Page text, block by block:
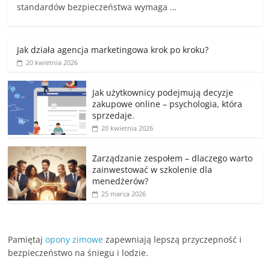
standardów bezpieczeństwa wymaga …
Jak działa agencja marketingowa krok po kroku?
20 kwietnia 2026
Jak użytkownicy podejmują decyzje
zakupowe online – psychologia, która
sprzedaje.
20 kwietnia 2026
Zarządzanie zespołem – dlaczego warto
zainwestować w szkolenie dla
menedżerów?
25 marca 2026
Pamiętajopony zimowe zapewniają lepszą przyczepność i
bezpieczeństwo na śniegu i lodzie.